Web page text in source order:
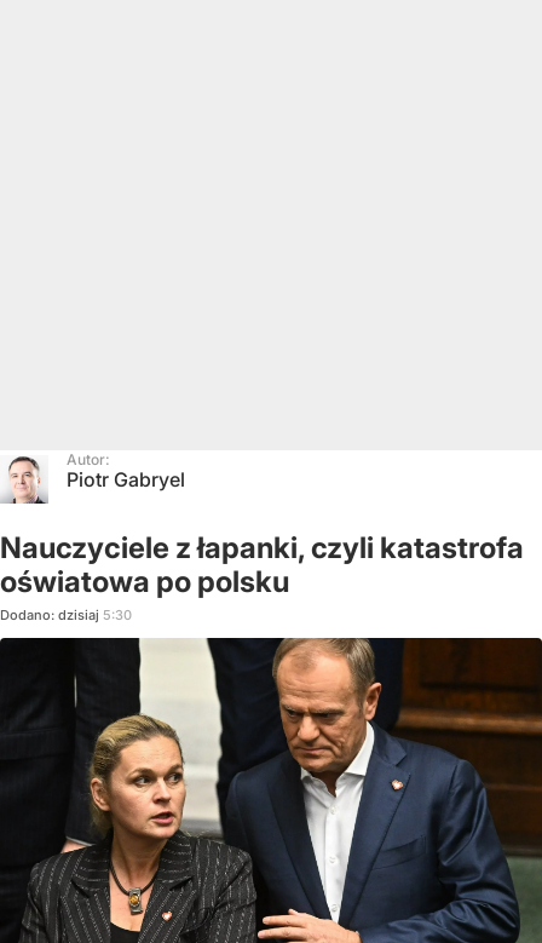
Autor:
Piotr Gabryel
Nauczyciele z łapanki, czyli katastrofa
oświatowa po polsku
Dodano: dzisiaj 5:30